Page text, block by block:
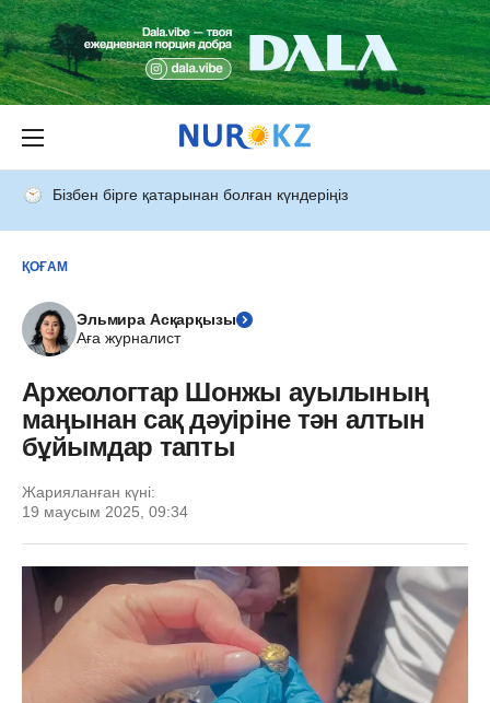
Бізбен бірге қатарынан болған күндеріңіз
ҚОҒАМ
Эльмира Асқарқызы
Аға журналист
Археологтар Шонжы ауылының
маңынан сақ дәуіріне тән алтын
бұйымдар тапты
Жарияланған күні:
19 маусым 2025, 09:34